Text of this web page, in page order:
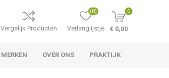
Vergelijk Producten Verlanglijstje
(0) 0
€ 0,00
MERKEN OVER ONS PRAKTIJK